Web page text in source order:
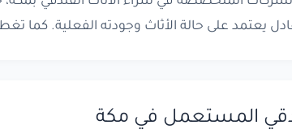
يعتمد على حالة الأثاث وجودته الفعلية. كما
المستعمل في مكة